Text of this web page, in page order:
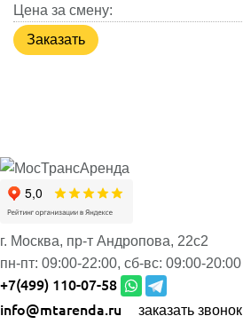
Цена за смену:
Заказать
г. Москва, пр-т Андропова, 22с2
пн-пт: 09:00-22:00, сб-вс: 09:00-20:00
+7(499) 110-07-58
info@mtarenda.ru
заказать звонок